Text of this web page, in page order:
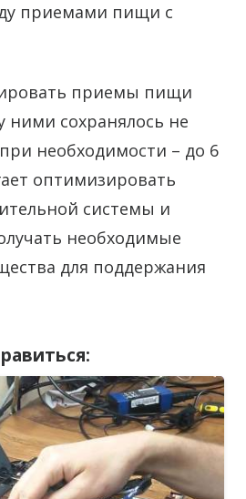
приемами пищи с
приемы пищи
ними сохранялось не
необходимости – до 6
оптимизировать
системы и
необходимые
для поддержания